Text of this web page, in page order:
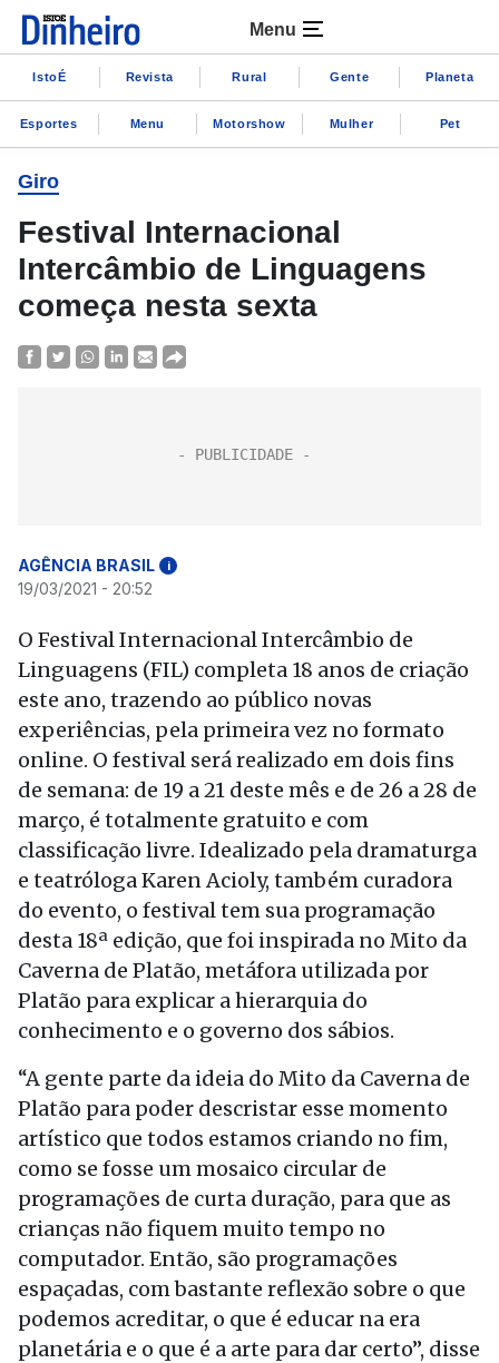
Menu
IstoÉ Revista Rural Gente Planeta
Esportes Menu Motorshow Mulher Pet
Giro
Festival Internacional
Intercâmbio de Linguagens
começa nesta sexta
AGÊNCIA BRASIL i
19/03/2021 - 20:52
O Festival Internacional Intercâmbio de
Linguagens (FIL) completa 18 anos de criação
este ano, trazendo ao público novas
experiências, pela primeira vez no formato
online. O festival será realizado em dois fins
de semana: de 19 a 21 deste mês e de 26 a 28 de
março, é totalmente gratuito e com
classificação livre. Idealizado pela dramaturga
e teatróloga Karen Acioly, também curadora
do evento, o festival tem sua programação
desta 18ª edição, que foi inspirada no Mito da
Caverna de Platão, metáfora utilizada por
Platão para explicar a hierarquia do
conhecimento e o governo dos sábios.
“A gente parte da ideia do Mito da Caverna de
Platão para poder descristar esse momento
artístico que todos estamos criando no fim,
como se fosse um mosaico circular de
programações de curta duração, para que as
crianças não fiquem muito tempo no
computador. Então, são programações
espaçadas, com bastante reflexão sobre o que
podemos acreditar, o que é educar na era
planetária e o que é a arte para dar certo”, disse